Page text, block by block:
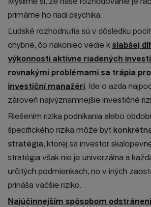
primárne ho riadi psychika.
Ľudské rozhodnutia sú v dôsledku
chybné, čo nakoniec vedie k slabšej
výkonnosti aktívne riadených
rovnakými problémami sa trápia
investiční manažéri. Ide o azda
zároveň najvýznamnejšie investičné
Riešením rizika podnikania alebo
špecifického rizika môže byť
stratégia, ktorej sa investor
stratégia však nie je univerzálna a
určitých podmienkach, no v iných
prináša väčšie riziko.
Najúčinnejším spôsobom